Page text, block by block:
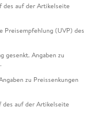
des auf der Artikelseite
Preisempfehlung (UVP) des
gesenkt. Angaben zu
zu Preissenkungen
des auf der Artikelseite